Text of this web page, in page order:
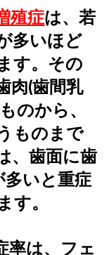
殖症は、若
多いほど
す。その
肉(歯間乳
のから、
ものまで
、歯面に歯
いと重症
。
率は、フェ